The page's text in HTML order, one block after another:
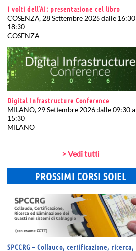
I volti dell’AI: presentazione del libro
COSENZA, 28 Settembre 2026 dalle
18:30
COSENZA
Digital Infrastructure Conference
MILANO, 29 Settembre 2026 dalle 09:30
15:30
MILANO
> Vedi tutti
PROSSIMI CORSI SOIEL
SPCCRG – Collaudo, certificazione, ricerca,